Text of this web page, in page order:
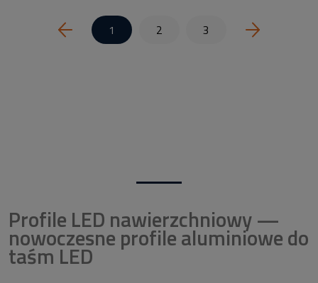
1 2 3
Profile LED nawierzchniowy —
nowoczesne profile aluminiowe do
taśm LED